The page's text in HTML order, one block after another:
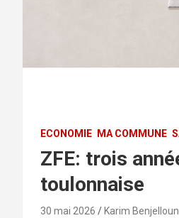
ECONOMIE MA COMMUNE
ZFE: trois
toulonnaise
30 mai 2026 Karim Benjelloun